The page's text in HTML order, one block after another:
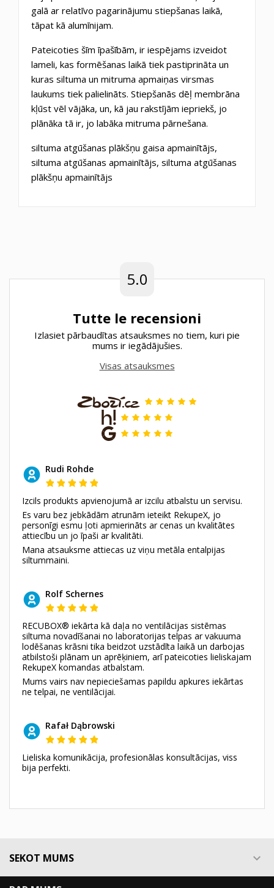
galā ar relatīvo pagarinājumu stiepšanas laikā,
tāpat kā alumīnijam.
Pateicoties šīm īpašībām, ir iespējams izveidot
lameli, kas formēšanas laikā tiek pastiprināta un
kuras siltuma un mitruma apmaiņas virsmas
laukums tiek palielināts. Stiepšanās dēļ membrāna
kļūst vēl vājāka, un, kā jau rakstījām iepriekš, jo
plānāka tā ir, jo labāka mitruma pārnešana.
siltuma atgūšanas plākšņu gaisa apmainītājs,
siltuma atgūšanas apmainītājs, siltuma atgūšanas
plākšņu apmainītājs
5.0
Tutte le recensioni
Izlasiet pārbaudītas atsauksmes no tiem, kuri pie
mums ir iegādājušies.
Visas atsauksmes
Rudi Rohde
Izcils produkts apvienojumā ar izcilu atbalstu un servisu.
Es varu bez jebkādām atrunām ieteikt RekupeX, jo
personīgi esmu ļoti apmierināts ar cenas un kvalitātes
attiecību un jo īpaši ar kvalitāti.
Mana atsauksme attiecas uz viņu metāla entalpijas
siltummaini.
Rolf Schernes
RECUBOX® iekārta kā daļa no ventilācijas sistēmas
siltuma novadīšanai no laboratorijas telpas ar vakuuma
lodēšanas krāsni tika beidzot uzstādīta laikā un darbojas
atbilstoši plānam un aprēķiniem, arī pateicoties lieliskajam
RekupeX komandas atbalstam.
Mums vairs nav nepieciešamas papildu apkures iekārtas
ne telpai, ne ventilācijai.
Rafał Dąbrowski
Lieliska komunikācija, profesionālas konsultācijas, viss
bija perfekti.
SEKOT MUMS 